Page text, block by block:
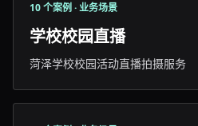
10 个案例 · 业务场景
学校校园直播
菏泽学校校园活动直播拍摄服务